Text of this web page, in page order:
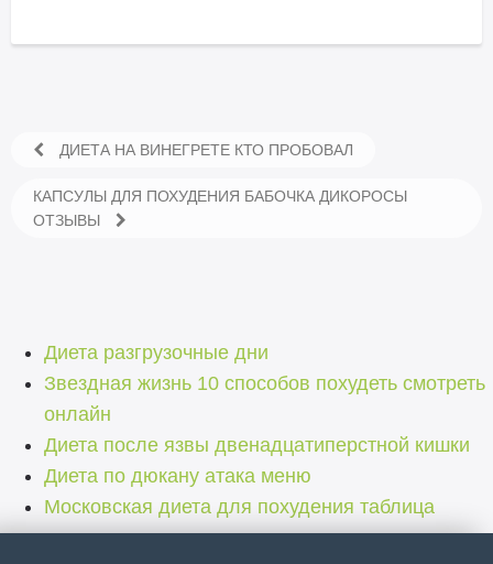
ДИЕТА НА ВИНЕГРЕТЕ КТО ПРОБОВАЛ
КАПСУЛЫ ДЛЯ ПОХУДЕНИЯ БАБОЧКА ДИКОРОСЫ
ОТЗЫВЫ
Диета разгрузочные дни
Звездная жизнь 10 способов похудеть смотреть
онлайн
Диета после язвы двенадцатиперстной кишки
Диета по дюкану атака меню
Московская диета для похудения таблица